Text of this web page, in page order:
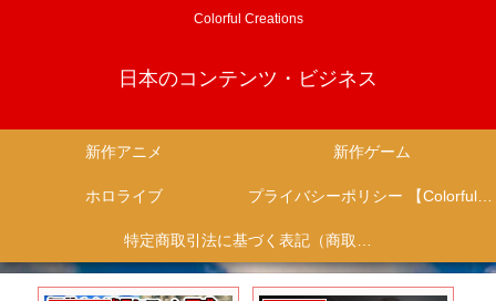
Colorful Creations
日本のコンテンツ・ビジネス
新作アニメ 新作ゲーム
ホロライブ プライバシーポリシー 【Colorful Creation】
特定商取引法に基づく表記（商取引に関する開示）